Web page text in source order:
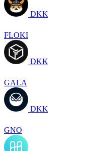
DKK
FLOKI
DKK
GALA
DKK
GNO